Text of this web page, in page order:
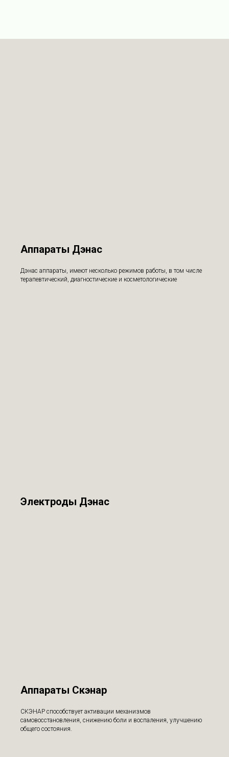
Аппараты Дэнас
Дэнас аппараты, имеют несколько режимов работы, в том числе
терапевтический, диагностические и косметологические
Электроды Дэнас
Аппараты Скэнар
СКЭНАР способствует активации механизмов
самовосстановления, снижению боли и воспаления, улучшению
общего состояния.